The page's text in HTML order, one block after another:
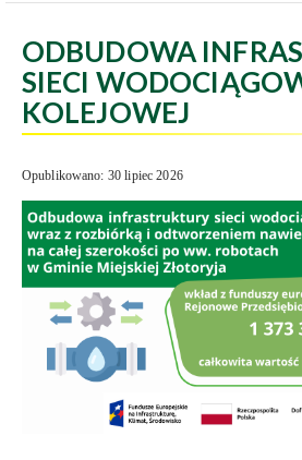
ODBUDOWA
SIECI
KOLEJOWEJ
Opublikowano: 30 lipiec 2026